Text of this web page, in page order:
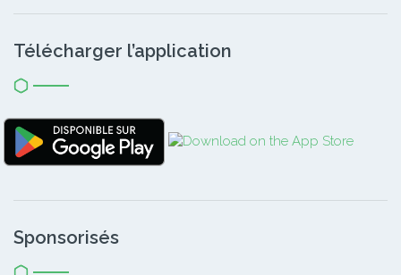
Télécharger l’application
Sponsorisés